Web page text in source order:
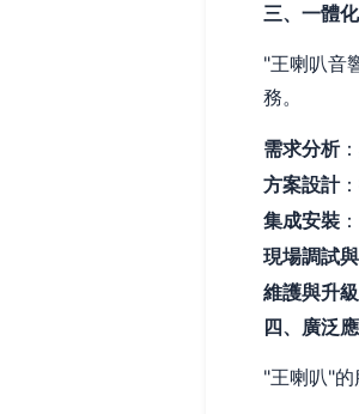
三、一體
"王喇叭音
務。
需求分析
方案設計
集成安裝
現場調試
維護與升級
四、廣泛
"王喇叭"的